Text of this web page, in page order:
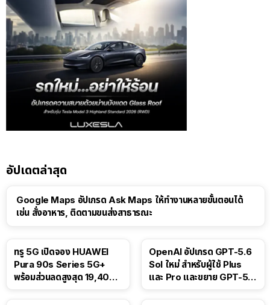
อัปเดตล่าสุด
Google Maps อัปเกรด Ask Maps ให้ทำงานหลายขั้นตอนได้
เช่น สั่งอาหาร, ติดตามขนส่งสาธารณะ
ทรู 5G เปิดจอง HUAWEI
Pura 90s Series 5G+
พร้อมส่วนลดสูงสุด 19,400
OpenAI อัปเกรด GPT-5.6
Sol ใหม่ สำหรับผู้ใช้ Plus
และ Pro และขยาย GPT-5.6